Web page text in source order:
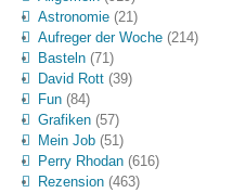
Astronomie(21)
Aufreger der Woche(214)
Basteln(71)
David Rott(39)
Fun(84)
Grafiken(57)
Mein Job(51)
Perry Rhodan(616)
Rezension(463)